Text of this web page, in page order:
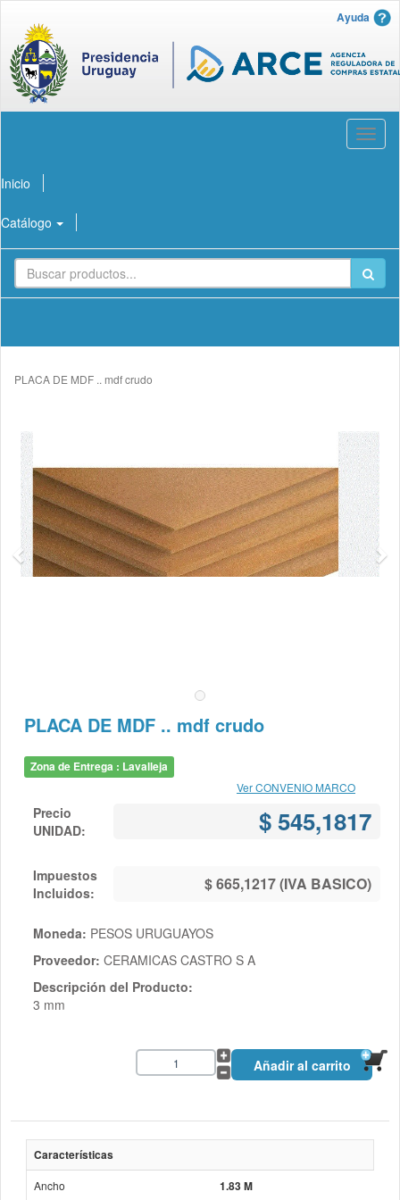
Ayuda
Abrir
menú
Inicio
Catálogo
PLACA DE MDF .. mdf crudo
PLACA DE MDF .. mdf crudo
Zona de Entrega : Lavalleja
Ver CONVENIO MARCO
Precio
UNIDAD:
$ 545,1817
Impuestos
Incluidos:
$ 665,1217 (IVA BASICO)
Moneda: PESOS URUGUAYOS
Proveedor: CERAMICAS CASTRO S A
Descripción del Producto:
3 mm
Características
Ancho 1.83 M